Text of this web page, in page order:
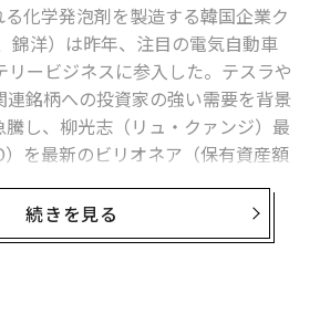
化学発泡剤を製造する韓国企業ク
錦洋）は昨年、注目の電気自動車
リービジネスに参入した。テスラや
連銘柄への投資家の強い需要を背景
し、柳光志（リュ・クァンジ）最
を最新のビリオネア（保有資産額
国のコスダック証券取引所に上場す
続きを見る